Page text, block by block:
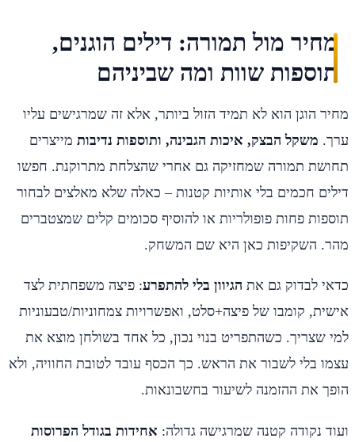
מחיר מול תמורה: דילים הוגנים,
תוספות שוות ומה שביניהם
מחיר הוגן הוא לא תמיד הזול ביותר, אלא זה שמרגישים עליו
ערך. משקל הבצק, איכות הגבינה, ותוספות נדיבות מייצרים
תחושת תמורה שמחזיקה גם אחרי שהצלחת מתרוקנת. חפשו
דילים חכמים בלי אותיות קטנות – כאלה שלא מאלצים לבחור
תוספות פחות פופולריות או להוסיף סכומים קלים שמצטברים
מהר. השקיפות כאן היא שם המשחק.
כדאי לבדוק גם את הגיוון בלי להתפרע: פיצה משפחתית לצד
אישית, קומבו של פיצה+סלט, ואפשרויות צמחוניות/טבעוניות
למי שצריך. כשהתפריט בנוי נכון, כל אחד בשולחן מוצא את
עצמו בלי לשבור את הראש. כך הכסף עובד לטובת החוויה, ולא
הופך את ההזמנה לשיעור בחשבונאות.
ועוד נקודה קטנה שמרגישה גדולה: אחידות בגודל הפרוסות